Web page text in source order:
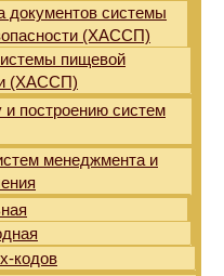
документов системы
(ХАССП)
пищевой
(ХАССП)
построению систем
менеджмента и
кодов